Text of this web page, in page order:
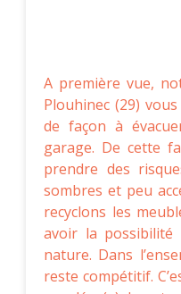
A première vue,
Plouhinec (29)
de façon à
garage. De cette
prendre des
sombres et peu
recyclons les
avoir la possibilité
nature. Dans
reste compétitif.